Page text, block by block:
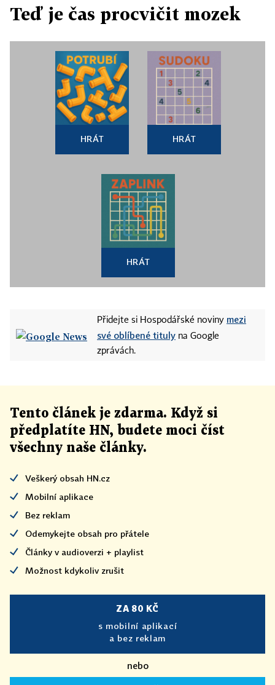
Teď je čas procvičit mozek
HRÁT HRÁT
HRÁT
Přidejte si Hospodářské noviny mezi
své oblíbené tituly na Google
zprávách.
Tento článek je zdarma. Když si
předplatíte HN, budete moci číst
všechny naše články.
Veškerý obsah HN.cz
Mobilní aplikace
Bez reklam
Odemykejte obsah pro přátele
Články v audioverzi + playlist
Možnost kdykoliv zrušit
ZA 80 KČ
s mobilní aplikací
a bez reklam
nebo